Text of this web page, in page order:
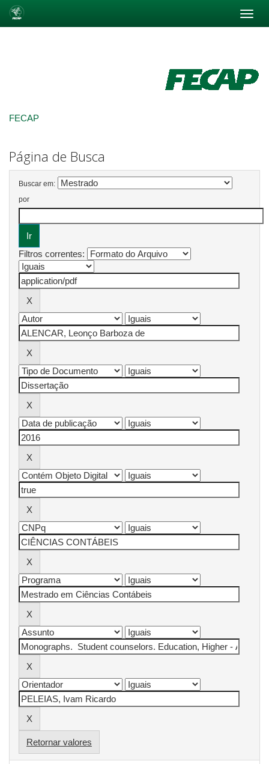
FECAP
Página de Busca
Buscar em:
por
Filtros correntes:
Retornar valores